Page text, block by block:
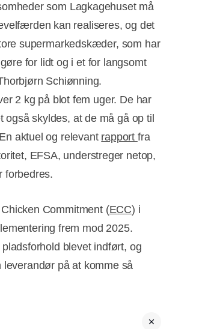
som Lagkagehuset må
kan realiseres, og det
supermarkedskæder, som har
for lidt og i et for langsomt
Schiønning.
2 kg på blot fem uger. De har
skyldes, at de må gå op til
aktuel og relevant rapport fra
EFSA, understreger netop,
forbedres.
Commitment (ECC) i
frem mod 2025.
blevet indført, og
på at komme så